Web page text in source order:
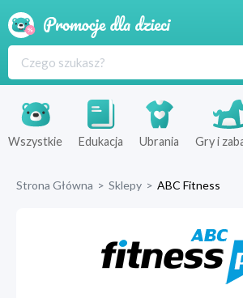
Produkty
Sklepy
Wszystkie Edukacja Ubrania Gry i
Strona Główna > Sklepy > ABC Fitness